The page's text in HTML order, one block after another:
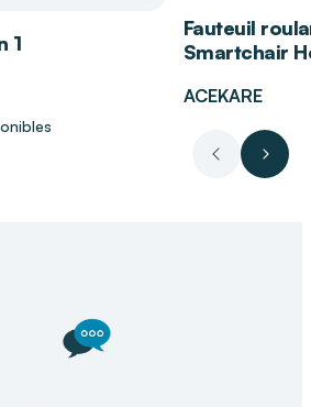
à l'autonomie,
sélectionne des
qualité pour sécuriser le
de proximité s'engage à
adaptées qui favorisent le
digne et sereine pour
Précédent
1
Fauteuil
Smartchair
ACEKARE